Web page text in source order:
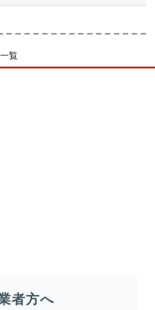
覧
者方へ